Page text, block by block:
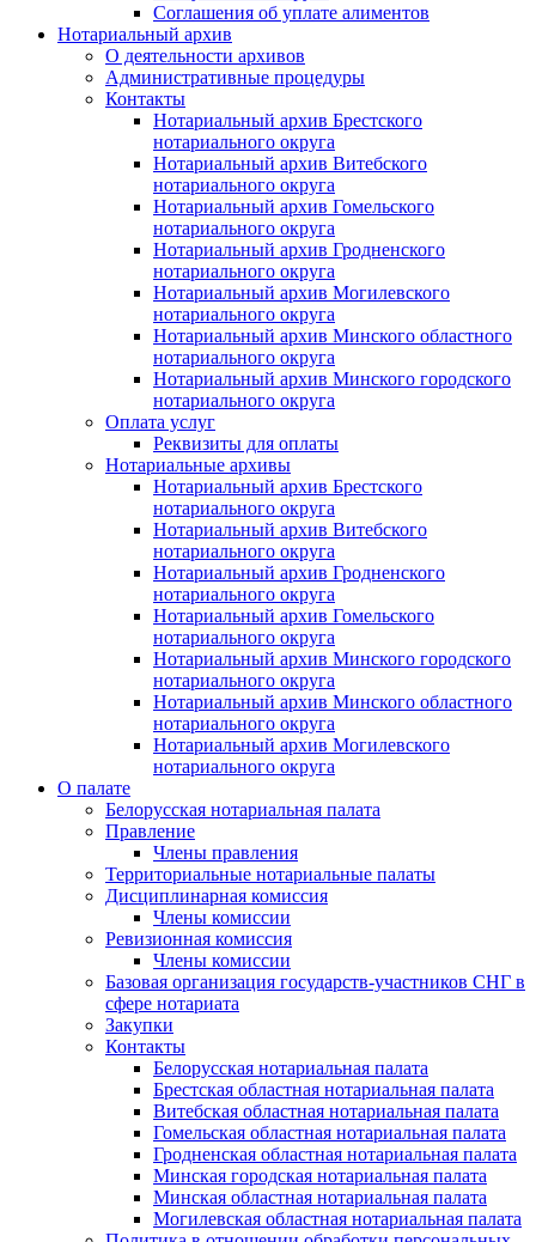
Соглашения об уплате алиментов
Нотариальный архив
О деятельности архивов
Административные процедуры
Контакты
Нотариальный архив Брестского
нотариального округа
Нотариальный архив Витебского
нотариального округа
Нотариальный архив Гомельского
нотариального округа
Нотариальный архив Гродненского
нотариального округа
Нотариальный архив Могилевского
нотариального округа
Нотариальный архив Минского областного
нотариального округа
Нотариальный архив Минского городского
нотариального округа
Оплата услуг
Реквизиты для оплаты
Нотариальные архивы
Нотариальный архив Брестского
нотариального округа
Нотариальный архив Витебского
нотариального округа
Нотариальный архив Гродненского
нотариального округа
Нотариальный архив Гомельского
нотариального округа
Нотариальный архив Минского городского
нотариального округа
Нотариальный архив Минского областного
нотариального округа
Нотариальный архив Могилевского
нотариального округа
О палате
Белорусская нотариальная палата
Правление
Члены правления
Территориальные нотариальные палаты
Дисциплинарная комиссия
Члены комиссии
Ревизионная комиссия
Члены комиссии
Базовая организация государств-участников СНГ в
сфере нотариата
Закупки
Контакты
Белорусская нотариальная палата
Брестская областная нотариальная палата
Витебская областная нотариальная палата
Гомельская областная нотариальная палата
Гродненская областная нотариальная палата
Минская городская нотариальная палата
Минская областная нотариальная палата
Могилевская областная нотариальная палата